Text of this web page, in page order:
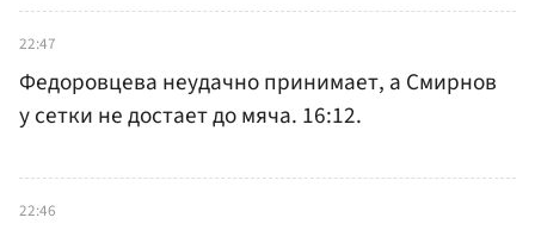
22:47
Федоровцева неудачно принимает, а Смирнов
у сетки не достает до мяча. 16:12.
22:46